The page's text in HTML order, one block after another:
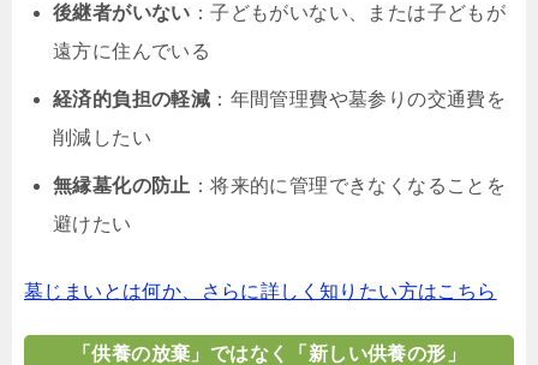
後継者がいない ：子どもがいない、または子どもが
遠方に住んでいる
経済的負担の軽減 ：年間管理費や墓参りの交通費を
削減したい
無縁墓化の防止 ：将来的に管理できなくなることを
避けたい
墓じまいとは何か、さらに詳しく知りたい方はこちら
「供養の放棄」ではなく「新しい供養の形」